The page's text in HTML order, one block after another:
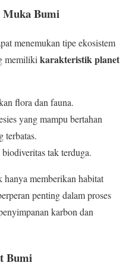
Muka Bumi
menemukan tipe ekosistem
memiliki karakteristik planet
flora dan fauna.
yang mampu bertahan
terbatas.
tak terduga.
hanya memberikan habitat
penting dalam proses
karbon dan
Bumi